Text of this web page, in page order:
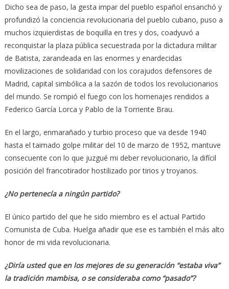
Dicho sea de paso, la gesta impar del pueblo español ensanchó y
profundizó la conciencia revolucionaria del pueblo cubano, puso a
muchos izquierdistas de boquilla en tres y dos, coadyuvó a
reconquistar la plaza pública secuestrada por la dictadura militar
de Batista, zarandeada en las enormes y enardecidas
movilizaciones de solidaridad con los corajudos defensores de
Madrid, capital simbólica a la sazón de todos los revolucionarios
del mundo. Se rompió el fuego con los homenajes rendidos a
Federico García Lorca y Pablo de la Torriente Brau.
En el largo, enmarañado y turbio proceso que va desde 1940
hasta el taimado golpe militar del 10 de marzo de 1952, mantuve
consecuente con lo que juzgué mi deber revolucionario, la difícil
posición del francotirador hostilizado por tirios y troyanos.
¿No pertenecía a ningún partido?
El único partido del que he sido miembro es el actual Partido
Comunista de Cuba. Huelga añadir que ese es también el más alto
honor de mi vida revolucionaria.
¿Diría usted que en los mejores de su generación “estaba viva”
la tradición mambisa, o se consideraba como “pasado”?